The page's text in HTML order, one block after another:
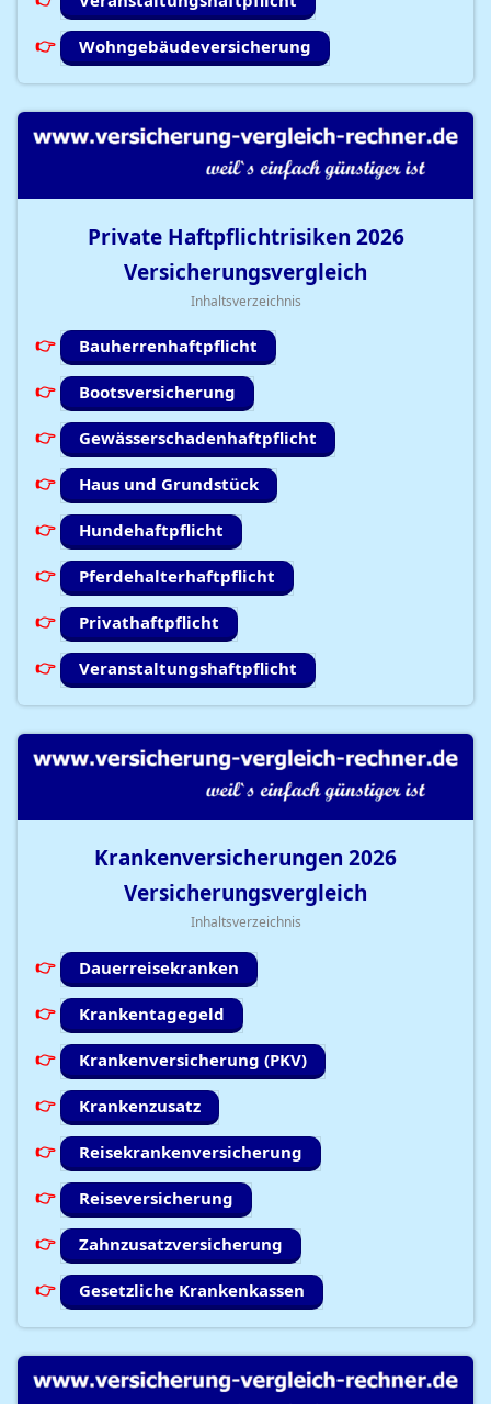
Wohngebäudeversicherung
Private Haftpflichtrisiken 2026
Versicherungsvergleich
Inhaltsverzeichnis
Bauherrenhaftpflicht
Bootsversicherung
Gewässerschadenhaftpflicht
Haus und Grundstück
Hundehaftpflicht
Pferdehalterhaftpflicht
Privathaftpflicht
Veranstaltungshaftpflicht
Krankenversicherungen 2026
Versicherungsvergleich
Inhaltsverzeichnis
Dauerreisekranken
Krankentagegeld
Krankenversicherung (PKV)
Krankenzusatz
Reisekrankenversicherung
Reiseversicherung
Zahnzusatzversicherung
Gesetzliche Krankenkassen